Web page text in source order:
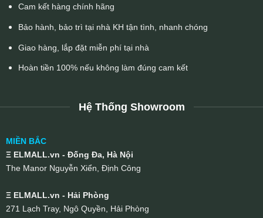
Cam kết hàng chính hãng
Bảo hành, bảo trì tại nhà KH tận tình, nhanh chóng
Giao hàng, lắp đặt miễn phí tại nhà
Hoàn tiền 100% nếu không làm đúng cam kết
Hệ Thống Showroom
MIỀN BẮC
Ξ ELMALL.vn - Đống Đa, Hà Nội
The Manor Nguyễn Xiển, Định Công
Ξ ELMALL.vn - Hải Phòng
271 Lạch Tray, Ngô Quyền, Hải Phòng